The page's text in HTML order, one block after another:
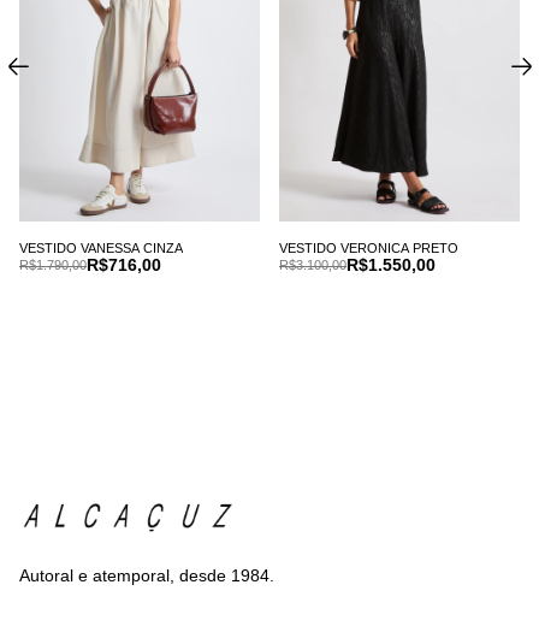
VESTIDO VANESSA CINZA
R$716,00
R$1.790,00
VESTIDO VERONICA PRETO
R$1.550,00
R$3.100,00
Autoral e atemporal, desde 1984.